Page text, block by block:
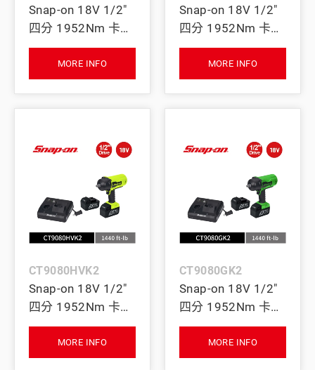
Snap-on 18V 1/2"
四分 1952Nm 卡車
用 超大扭力無刷衝
擊扳手 (Tool Only)
(綠)
MORE INFO
Snap-on 18V 1/2"
四分 1952Nm 卡車
用 超大扭力無刷衝
擊扳手 (Tool Only)
(紅)
MORE INFO
CT9080HVK2
Snap-on 18V 1/2"
四分 1952Nm 卡車
用 超大扭力無刷衝
擊扳手｜雙電池+充
電座 (螢光黃)
MORE INFO
CT9080GK2
Snap-on 18V 1/2"
四分 1952Nm 卡車
用 超大扭力無刷衝
擊扳手｜雙電池+充
電座 (綠)
MORE INFO